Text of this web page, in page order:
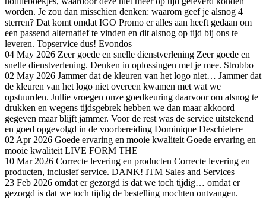
worden. Je zou dan misschien denken: waarom geef je alsnog 4
sterren? Dat komt omdat IGO Promo er alles aan heeft gedaan om
een passend alternatief te vinden en dit alsnog op tijd bij ons te
leveren. Topservice dus! Evondos
04 May 2026 Zeer goede en snelle dienstverlening Zeer goede en
snelle dienstverlening. Denken in oplossingen met je mee. Strobbo
02 May 2026 Jammer dat de kleuren van het logo niet… Jammer dat
de kleuren van het logo niet overeen kwamen met wat we
opstuurden. Jullie vroegen onze goedkeuring daarvoor om alsnog te
drukken en wegens tijdsgebrek hebben we dan maar akkoord
gegeven maar blijft jammer. Voor de rest was de service uitstekend
en goed opgevolgd in de voorbereiding Dominique Deschietere
02 Apr 2026 Goede ervaring en mooie kwaliteit Goede ervaring en
mooie kwaliteit LIVE FORM THE
10 Mar 2026 Correcte levering en producten Correcte levering en
producten, inclusief service. DANK! ITM Sales and Services
23 Feb 2026 omdat er gezorgd is dat we toch tijdig… omdat er
gezorgd is dat we toch tijdig de bestelling mochten ontvangen.